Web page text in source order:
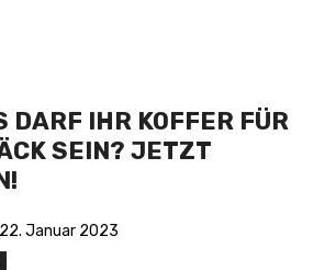
DARF IHR KOFFER FÜR
SEIN? JETZT
22. Januar 2023